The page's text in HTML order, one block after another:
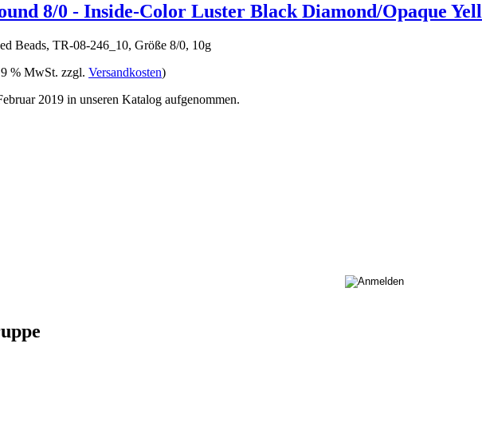
8/0 - Inside-Color Luster Black Diamond/Opaque
Beads, TR-08-246_10, Größe 8/0, 10g
% MwSt. zzgl. Versandkosten)
2019 in unseren Katalog aufgenommen.